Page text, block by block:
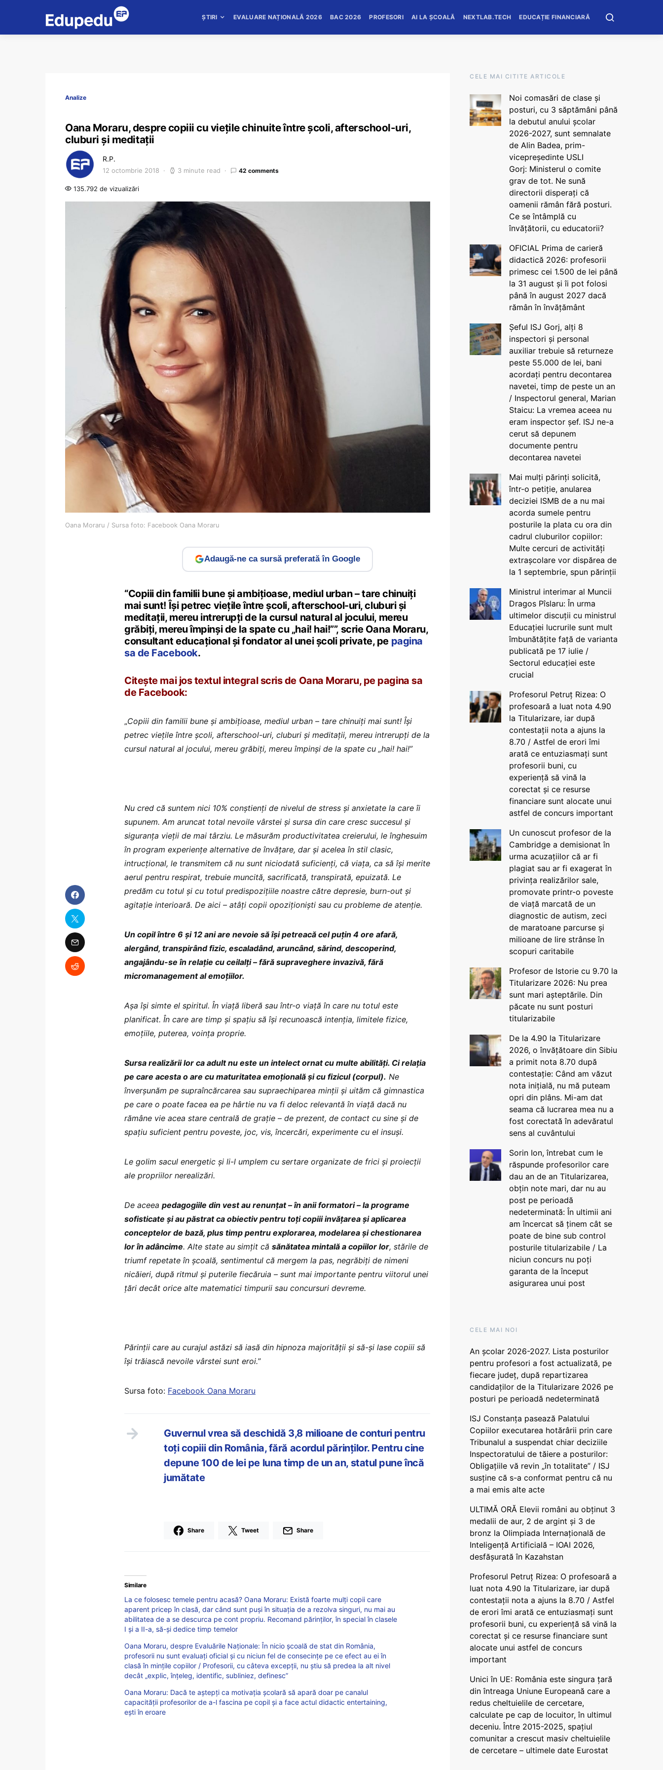
ȘTIRI EVALUARE NAȚIONALĂ 2026 BAC 2026 PROFESORI AI LA ȘCOALĂ NEXTLAB.TECH EDUCAȚIE FINANCIARĂ
Analize
Oana Moraru, despre copiii cu viețile chinuite între școli, afterschool-uri,
cluburi și meditații
R.P.
12 octombrie 2018 3 minute read 42 comments
135.792 de vizualizări
Oana Moraru / Sursa foto: Facebook Oana Moraru
Adaugă-ne ca sursă preferată în Google
“Copiii din familii bune și ambițioase, mediul urban – tare chinuiți
mai sunt! Își petrec viețile între școli, afterschool-uri, cluburi și
meditații, mereu intrerupți de la cursul natural al jocului, mereu
grăbiți, mereu împinși de la spate cu „hai! hai!””, scrie Oana Moraru,
consultant educațional și fondator al unei școli private, pe pagina
sa de Facebook.
Citește mai jos textul integral scris de Oana Moraru, pe pagina sa
de Facebook:
„Copiii din familii bune și ambițioase, mediul urban – tare chinuiți mai sunt! Își
petrec viețile între școli, afterschool-uri, cluburi și meditații, mereu intrerupți de la
cursul natural al jocului, mereu grăbiți, mereu împinși de la spate cu „hai! hai!”
Nu cred că suntem nici 10% conștienți de nivelul de stress și anxietate la care îi
supunem. Am aruncat total nevoile vârstei și sursa din care cresc succesul și
siguranța vieții de mai târziu. Le măsurăm productivitatea creierului, le înghesuim
în program experiențe alternative de învățare, dar și acelea în stil clasic,
intrucțional, le transmitem că nu sunt niciodată suficienți, că viața, ca să își merite
aerul pentru respirat, trebuie muncită, sacrificată, transpirată, epuizată. Le
predăm cu totul și cu totul predispozițiile noastre către depresie, burn-out și
agitație interioară. De aici – atâți copii opoziționiști sau cu probleme de atenție.
Un copil între 6 și 12 ani are nevoie să își petreacă cel puțin 4 ore afară,
alergând, transpirând fizic, escaladând, aruncând, sărind, descoperind,
angajându-se în relație cu ceilalți – fără supraveghere invazivă, fără
micromanagement al emoțiilor.
Așa își simte el spiritul. În viață liberă sau într-o viață în care nu totul este
planificat. În care are timp și spațiu să își recunoască intenția, limitele fizice,
emoțiile, puterea, voința proprie.
Sursa realizării lor ca adult nu este un intelect ornat cu multe abilități. Ci relația
pe care acesta o are cu maturitatea emoțională și cu fizicul (corpul). Ne
înverșunăm pe supraîncărcarea sau supraechiparea minții și uităm că gimnastica
pe care o poate facea ea pe hârtie nu va fi deloc relevantă în viață dacă nu
rămâne vie acea stare centrală de grație – de prezent, de contact cu sine și de
spațiu suficient pentru poveste, joc, vis, încercări, experimente cu el insuși.
Le golim sacul energetic și li-l umplem cu sertare organizate de frici și proiecții
ale propriilor nerealizări.
De aceea pedagogiile din vest au renunțat – în anii formatori – la programe
sofisticate și au păstrat ca obiectiv pentru toți copiii invățarea și aplicarea
conceptelor de bază, plus timp pentru explorarea, modelarea și chestionarea
lor în adâncime. Alte state au simțit că sănătatea mintală a copiilor lor, stările de
triumf repetate în școală, sentimentul că mergem la pas, negrăbiți de nimeni
nicăieri, după ritmul și puterile fiecăruia – sunt mai importante pentru viitorul unei
țări decât orice alte matematici timpurii sau concursuri devreme.
Părinții care au curajul astăzi să iasă din hipnoza majorității și să-și lase copiii să
își trăiască nevoile vârstei sunt eroi.”
Sursa foto: Facebook Oana Moraru
Guvernul vrea să deschidă 3,8 milioane de conturi pentru
toți copiii din România, fără acordul părinților. Pentru cine
depune 100 de lei pe luna timp de un an, statul pune încă
jumătate
Share Tweet Share
Similare
La ce folosesc temele pentru acasă? Oana Moraru: Există foarte mulți copii care
aparent pricep în clasă, dar când sunt puși în situația de a rezolva singuri, nu mai au
abilitatea de a se descurca pe cont propriu. Recomand părinților, în special în clasele
I și a II-a, să-și dedice timp temelor
Oana Moraru, despre Evaluările Naționale: În nicio școală de stat din România,
profesorii nu sunt evaluați oficial și cu niciun fel de consecințe pe ce efect au ei în
clasă în mințile copiilor / Profesorii, cu câteva excepții, nu știu să predea la alt nivel
decât „explic, înțeleg, identific, subliniez, definesc”
Oana Moraru: Dacă te aștepți ca motivația școlară să apară doar pe canalul
capacității profesorilor de a-l fascina pe copil și a face actul didactic entertaining,
ești în eroare
CELE MAI CITITE ARTICOLE
Noi comasări de clase și
posturi, cu 3 săptămâni până
la debutul anului școlar
2026-2027, sunt semnalate
de Alin Badea, prim-
vicepreședinte USLI
Gorj: Ministerul o comite
grav de tot. Ne sună
directorii disperați că
oamenii rămân fără posturi.
Ce se întâmplă cu
învățătorii, cu educatorii?
OFICIAL Prima de carieră
didactică 2026: profesorii
primesc cei 1.500 de lei până
la 31 august și îi pot folosi
până în august 2027 dacă
rămân în învățământ
Șeful ISJ Gorj, alți 8
inspectori și personal
auxiliar trebuie să returneze
peste 55.000 de lei, bani
acordați pentru decontarea
navetei, timp de peste un an
/ Inspectorul general, Marian
Staicu: La vremea aceea nu
eram inspector șef. ISJ ne-a
cerut să depunem
documente pentru
decontarea navetei
Mai mulți părinți solicită,
într-o petiție, anularea
deciziei ISMB de a nu mai
acorda sumele pentru
posturile la plata cu ora din
cadrul cluburilor copiilor:
Multe cercuri de activități
extrașcolare vor dispărea de
la 1 septembrie, spun părinții
Ministrul interimar al Muncii
Dragos Pîslaru: În urma
ultimelor discuții cu ministrul
Educației lucrurile sunt mult
îmbunătățite față de varianta
publicată pe 17 iulie /
Sectorul educației este
crucial
Profesorul Petruț Rizea: O
profesoară a luat nota 4.90
la Titularizare, iar după
contestații nota a ajuns la
8.70 / Astfel de erori îmi
arată ce entuziasmați sunt
profesorii buni, cu
experiență să vină la
corectat și ce resurse
financiare sunt alocate unui
astfel de concurs important
Un cunoscut profesor de la
Cambridge a demisionat în
urma acuzațiilor că ar fi
plagiat sau ar fi exagerat în
privința realizărilor sale,
promovate printr-o poveste
de viață marcată de un
diagnostic de autism, zeci
de maratoane parcurse și
milioane de lire strânse în
scopuri caritabile
Profesor de Istorie cu 9.70 la
Titularizare 2026: Nu prea
sunt mari așteptările. Din
păcate nu sunt posturi
titularizabile
De la 4.90 la Titularizare
2026, o învățătoare din Sibiu
a primit nota 8.70 după
contestație: Când am văzut
nota inițială, nu mă puteam
opri din plâns. Mi-am dat
seama că lucrarea mea nu a
fost corectată în adevăratul
sens al cuvântului
Sorin Ion, întrebat cum le
răspunde profesorilor care
dau an de an Titularizarea,
obțin note mari, dar nu au
post pe perioadă
nedeterminată: În ultimii ani
am încercat să ținem cât se
poate de bine sub control
posturile titularizabile / La
niciun concurs nu poți
garanta de la început
asigurarea unui post
CELE MAI NOI
An școlar 2026-2027. Lista posturilor
pentru profesori a fost actualizată, pe
fiecare județ, după repartizarea
candidaților de la Titularizare 2026 pe
posturi pe perioadă nedeterminată
ISJ Constanța pasează Palatului
Copiilor executarea hotărârii prin care
Tribunalul a suspendat chiar deciziile
Inspectoratului de tăiere a posturilor:
Obligațiile vă revin „în totalitate” / ISJ
susține că s-a conformat pentru că nu
a mai emis alte acte
ULTIMĂ ORĂ Elevii români au obținut 3
medalii de aur, 2 de argint și 3 de
bronz la Olimpiada Internațională de
Inteligență Artificială – IOAI 2026,
desfășurată în Kazahstan
Profesorul Petruț Rizea: O profesoară a
luat nota 4.90 la Titularizare, iar după
contestații nota a ajuns la 8.70 / Astfel
de erori îmi arată ce entuziasmați sunt
profesorii buni, cu experiență să vină la
corectat și ce resurse financiare sunt
alocate unui astfel de concurs
important
Unici în UE: România este singura țară
din întreaga Uniune Europeană care a
redus cheltuielile de cercetare,
calculate pe cap de locuitor, în ultimul
deceniu. Între 2015-2025, spațiul
comunitar a crescut masiv cheltuielile
de cercetare – ultimele date Eurostat